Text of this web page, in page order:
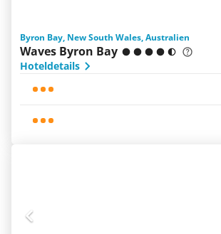
Byron Bay, New South Wales, Australien
Waves Byron Bay
Hoteldetails